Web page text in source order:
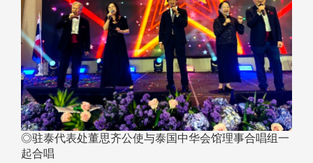
◎驻泰代表处董思齐公使与泰国中华会馆理事合唱组一
起合唱